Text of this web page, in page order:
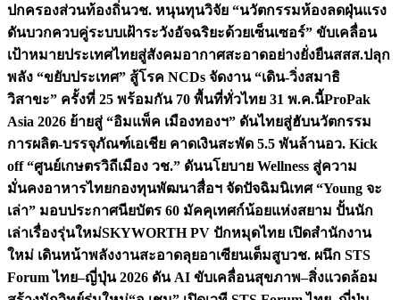
ปกครองส่วนท้องถิ่นวช. หนุนทุนวิจัย “นวัตกรรมห้องลดฝุ่นแรง
ดันบวกควบคู่ระบบเฝ้าระวังอัจฉริยะด้วยเซ็นเซอร์” ขับเคลื่อน
เป้าหมายประเทศไทยสู่สังคมอากาศสะอาดอย่างยั่งยืนสสส.ปลุก
พลัง “ขยับประเทศ” สู้โรค NCDs จัดงาน “เดิน-วิ่งสมาธิ
วิสาขะ” ครั้งที่ 25 พร้อมกัน 70 พื้นที่ทั่วไทย 31 พ.ค.นี้ProPak
Asia 2026 ย้ายสู่ “อิมแพ็ค เมืองทองฯ” ดันไทยสู่ฮับนวัตกรรม
การผลิต-บรรจุภัณฑ์เอเชีย คาดเงินสะพัด 5.5 พันล้านอว. Kick
off “ศูนย์เกษตรวิถีเมือง วช.” ดันนโยบาย Wellness สู่ความ
มั่นคงอาหารไทยกองทุนพัฒนาสื่อฯ จัดปัจฉิมนิเทศ “Young จะ
เล่า” มอบประกาศนียบัตร 60 มัคคุเทศก์น้อยแห่งสยาม ปั้นนัก
เล่าเรื่องรุ่นใหม่SKYWORTH PV ปักหมุดไทย เปิดสำนักงาน
ใหม่ เดินหน้าพลังงานสะอาดลุยอาเซียนเต็มสูบวช. ผนึก STS
Forum ไทย–ญี่ปุ่น 2026 ดัน AI ขับเคลื่อนสุขภาพ–สิ่งแวดล้อม